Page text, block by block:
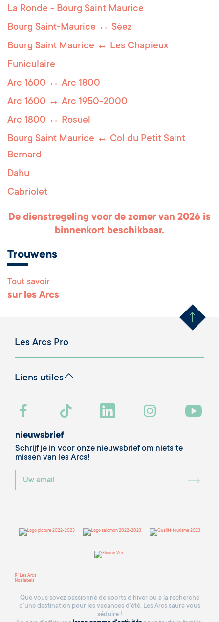
La Ronde - Bourg Saint Maurice
Bourg Saint-Maurice ↔ Séez
Bourg Saint Maurice ↔ Les Chapieux
Funiculaire
Arc 1600 ↔ Arc 1800
Arc 1600 ↔ Arc 1950-2000
Arc 1800 ↔ Rosuel
Bourg Saint Maurice ↔ Col du Petit Saint
Bernard
Dahu
Cabriolet
De dienstregeling voor de zomer van 2026 is
binnenkort beschikbaar.
Trouwens
Tout savoir
sur les Arcs Remonter
Les Arcs Pro
Liens utiles
nieuwsbrief
Schrijf je in voor onze nieuwsbrief om niets te
missen van les Arcs!
R' Les Arcs
Nos labels
Que vous soyez passionné de sports d’hiver ou à la recherche
d’une destination pour les vacances d’été, Les Arcs saura vous
séduire !